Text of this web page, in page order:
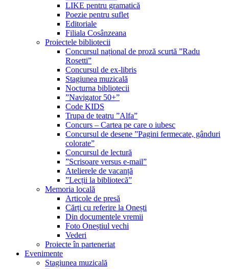
LIKE pentru gramatică
Poezie pentru suflet
Editoriale
Filiala Cosânzeana
Proiectele bibliotecii
Concursul național de proză scurtă ”Radu
Rosetti”
Concursul de ex-libris
Stagiunea muzicală
Nocturna bibliotecii
”Navigator 50+”
Code KIDS
Trupa de teatru ”Alfa”
Concurs – Cartea pe care o iubesc
Concursul de desene ”Pagini fermecate, gânduri
colorate”
Concursul de lectură
”Scrisoare versus e-mail”
Atelierele de vacanță
”Lecții la bibliotecă”
Memoria locală
Articole de presă
Cărți cu referire la Onești
Din documentele vremii
Foto Oneștiul vechi
Vederi
Proiecte în parteneriat
Evenimente
Stagiunea muzicală